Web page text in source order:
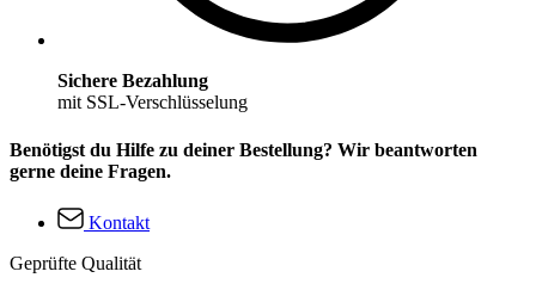
Sichere Bezahlung
mit SSL-Verschlüsselung
Benötigst du Hilfe zu deiner Bestellung? Wir beantworten
gerne deine Fragen.
Kontakt
Geprüfte Qualität